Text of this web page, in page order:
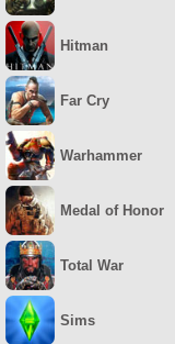
Hitman
Far Cry
Warhammer
Medal of Honor
Total War
Sims